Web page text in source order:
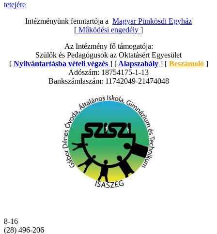
tetejére
Intézményünk fenntartója a Magyar Pünkösdi Egyház
[ Működési engedély ]
Az Intézmény fő támogatója:
Szülők és Pedagógusok az Oktatásért Egyesület
[ Nyilvántartásba vételi végzés ] [ Alapszabály ] [ Beszámoló ]
Adószám: 18754175-1-13
Bankszámlaszám: 11742049-21474048
8-16
(28) 496-206